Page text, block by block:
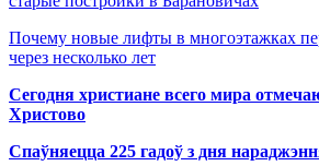
Почему новые лифты в многоэтажках
через несколько лет
Сегодня христиане всего мира
Христово
Спаўняецца 225 гадоў з дня